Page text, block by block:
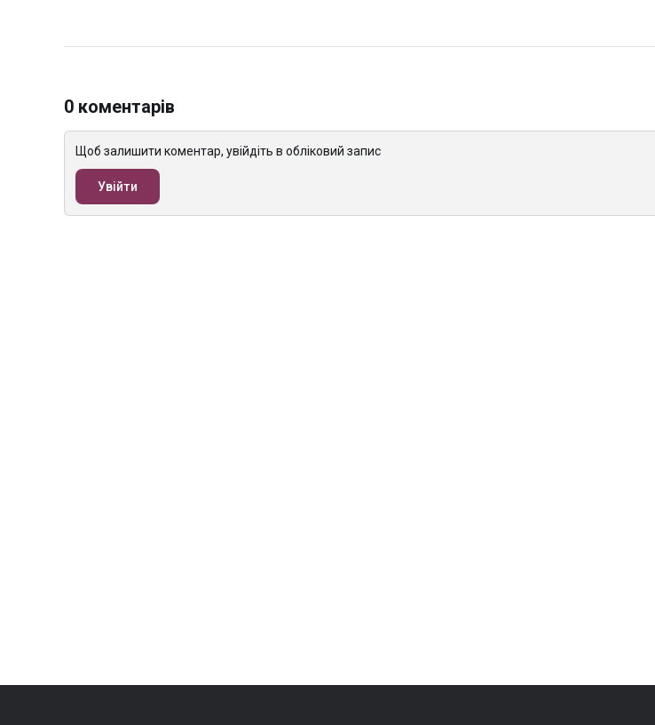
0 коментарів
Щоб залишити коментар, увійдіть в обліковий запис
Увійти